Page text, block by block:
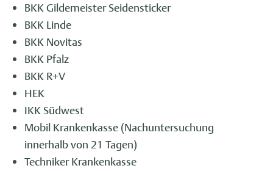
BKK Gildemeister Seidensticker
BKK Linde
BKK Novitas
BKK Pfalz
BKK R+V
HEK
IKK Südwest
Mobil Krankenkasse (Nachuntersuchung
innerhalb von 21 Tagen)
Techniker Krankenkasse